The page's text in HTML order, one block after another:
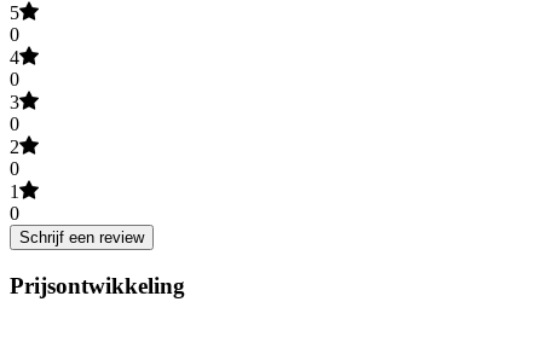
5
0
4
0
3
0
2
0
1
0
Schrijf een review
Prijsontwikkeling